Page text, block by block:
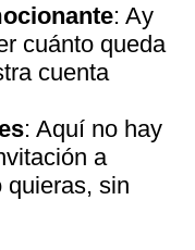
: Ay
cuánto queda
cuenta
: Aquí no hay
a
quieras, sin